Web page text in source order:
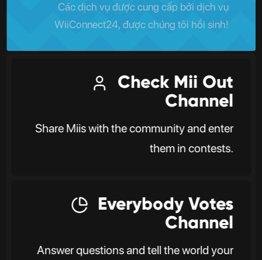
Các dịch vụ được cung cấp bởi dịch vụ
WiiConnect24, được chúng tôi hồi sinh!
Check Mii Out
Channel
Share Miis with the community and enter
them in contests.
Everybody Votes
Channel
Answer questions and tell the world your